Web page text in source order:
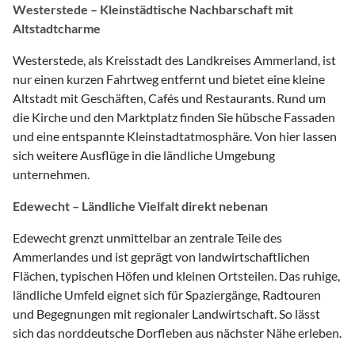
Westerstede – Kleinstädtische Nachbarschaft mit
Altstadtcharme
Westerstede, als Kreisstadt des Landkreises Ammerland, ist
nur einen kurzen Fahrtweg entfernt und bietet eine kleine
Altstadt mit Geschäften, Cafés und Restaurants. Rund um
die Kirche und den Marktplatz finden Sie hübsche Fassaden
und eine entspannte Kleinstadtatmosphäre. Von hier lassen
sich weitere Ausflüge in die ländliche Umgebung
unternehmen.
Edewecht – Ländliche Vielfalt direkt nebenan
Edewecht grenzt unmittelbar an zentrale Teile des
Ammerlandes und ist geprägt von landwirtschaftlichen
Flächen, typischen Höfen und kleinen Ortsteilen. Das ruhige,
ländliche Umfeld eignet sich für Spaziergänge, Radtouren
und Begegnungen mit regionaler Landwirtschaft. So lässt
sich das norddeutsche Dorfleben aus nächster Nähe erleben.